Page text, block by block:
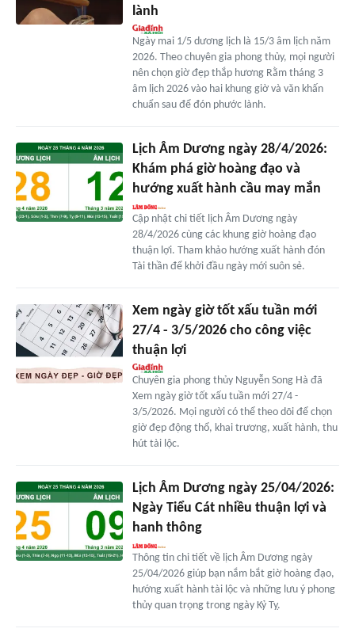
lành
Ngày mai 1/5 dương lịch là 15/3 âm lịch năm
2026. Theo chuyên gia phong thủy, mọi người
nên chọn giờ đẹp thắp hương Rằm tháng 3
âm lịch 2026 vào hai khung giờ và văn khấn
chuẩn sau để đón phước lành.
Lịch Âm Dương ngày 28/4/2026:
Khám phá giờ hoàng đạo và
hướng xuất hành cầu may mắn
Cập nhật chi tiết lịch Âm Dương ngày
28/4/2026 cùng các khung giờ hoàng đạo
thuận lợi. Tham khảo hướng xuất hành đón
Tài thần để khởi đầu ngày mới suôn sẻ.
Xem ngày giờ tốt xấu tuần mới
27/4 - 3/5/2026 cho công việc
thuận lợi
Chuyên gia phong thủy Nguyễn Song Hà đã
Xem ngày giờ tốt xấu tuần mới 27/4 -
3/5/2026. Mọi người có thể theo dõi để chọn
giờ đẹp động thổ, khai trương, xuất hành, thu
hút tài lộc.
Lịch Âm Dương ngày 25/04/2026:
Ngày Tiểu Cát nhiều thuận lợi và
hanh thông
Thông tin chi tiết về lịch Âm Dương ngày
25/04/2026 giúp bạn nắm bắt giờ hoàng đạo,
hướng xuất hành tài lộc và những lưu ý phong
thủy quan trọng trong ngày Kỷ Tỵ.